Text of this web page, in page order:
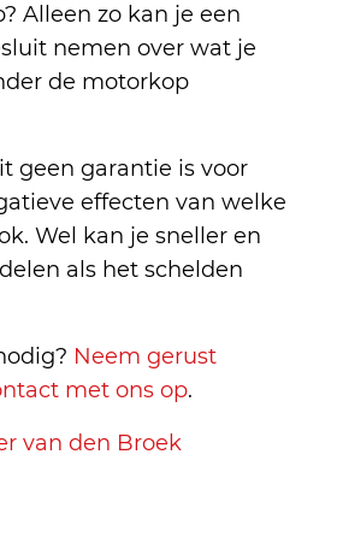
Alleen zo kan je een
nemen over wat je
de motorkop
geen garantie is voor
effecten van welke
Wel kan je sneller en
als het schelden
Neem gerust
met ons op.
van den Broek